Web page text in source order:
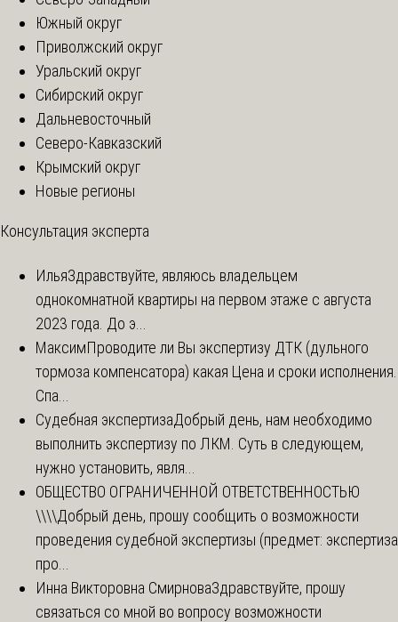
Южный округ
Приволжский округ
Уральский округ
Сибирский округ
Дальневосточный
Северо-Кавказский
Крымский округ
Новые регионы
Консультация эксперта
ИльяЗдравствуйте, являюсь владельцем
однокомнатной квартиры на первом этаже с августа
2023 года. До э...
МаксимПроводите ли Вы экспертизу ДТК (дульного
тормоза компенсатора) какая Цена и сроки исполнения.
Спа...
Судебная экспертизаДобрый день, нам необходимо
выполнить экспертизу по ЛКМ. Суть в следующем,
нужно установить, явля...
ОБЩЕСТВО ОГРАНИЧЕННОЙ ОТВЕТСТВЕННОСТЬЮ
\\\\Добрый день, прошу сообщить о возможности
проведения судебной экспертизы (предмет: экспертиза
про...
Инна Викторовна СмирноваЗдравствуйте, прошу
связаться со мной во вопросу возможности